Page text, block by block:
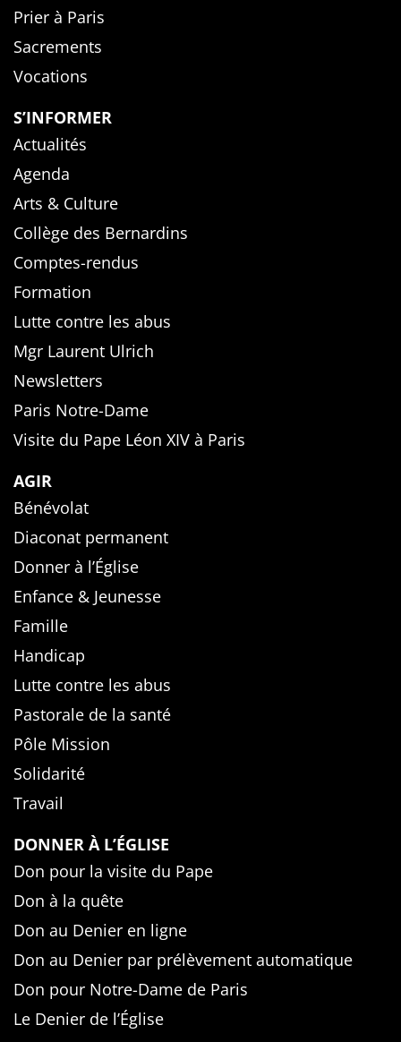
Prier à Paris
Sacrements
Vocations
S’INFORMER
Actualités
Agenda
Arts & Culture
Collège des Bernardins
Comptes-rendus
Formation
Lutte contre les abus
Mgr Laurent Ulrich
Newsletters
Paris Notre-Dame
Visite du Pape Léon XIV à Paris
AGIR
Bénévolat
Diaconat permanent
Donner à l’Église
Enfance & Jeunesse
Famille
Handicap
Lutte contre les abus
Pastorale de la santé
Pôle Mission
Solidarité
Travail
DONNER À L’ÉGLISE
Don pour la visite du Pape
Don à la quête
Don au Denier en ligne
Don au Denier par prélèvement automatique
Don pour Notre-Dame de Paris
Le Denier de l’Église